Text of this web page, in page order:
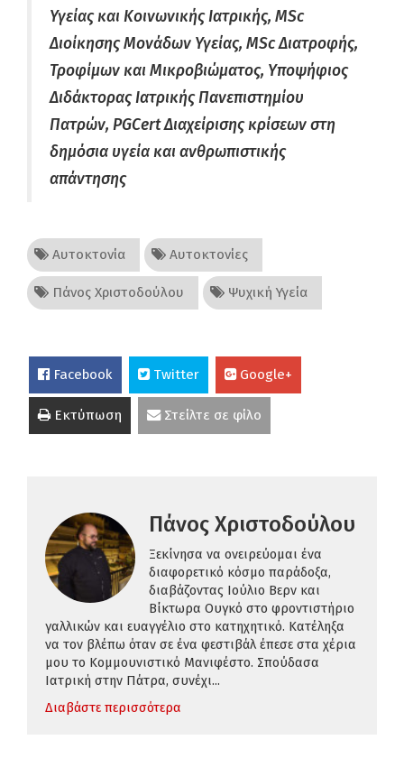
Υγείας και Κοινωνικής Ιατρικής, MSc
Διοίκησης Μονάδων Υγείας, MSc Διατροφής,
Τροφίμων και Μικροβιώματος, Υποψήφιος
Διδάκτορας Ιατρικής Πανεπιστημίου
Πατρών, PGCert Διαχείρισης κρίσεων στη
δημόσια υγεία και ανθρωπιστικής
απάντησης
Αυτοκτονία Αυτοκτονίες
Πάνος Χριστοδούλου Ψυχική Υγεία
Facebook Twitter Google+
Εκτύπωση Στείλτε σε φίλο
Πάνος Χριστοδούλου
Ξεκίνησα να ονειρεύομαι ένα
διαφορετικό κόσμο παράδοξα,
διαβάζοντας Ιούλιο Βερν και
Βίκτωρα Ουγκό στο φροντιστήριο
γαλλικών και ευαγγέλιο στο κατηχητικό. Κατέληξα
να τον βλέπω όταν σε ένα φεστιβάλ έπεσε στα χέρια
μου το Κομμουνιστικό Μανιφέστο. Σπούδασα
Ιατρική στην Πάτρα, συνέχι...
Διαβάστε περισσότερα